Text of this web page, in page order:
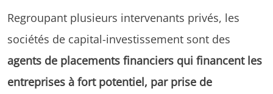
Regroupant plusieurs intervenants privés, les
sociétés de capital-investissement sont des
agents de placements financiers qui financent les
entreprises à fort potentiel, par prise de